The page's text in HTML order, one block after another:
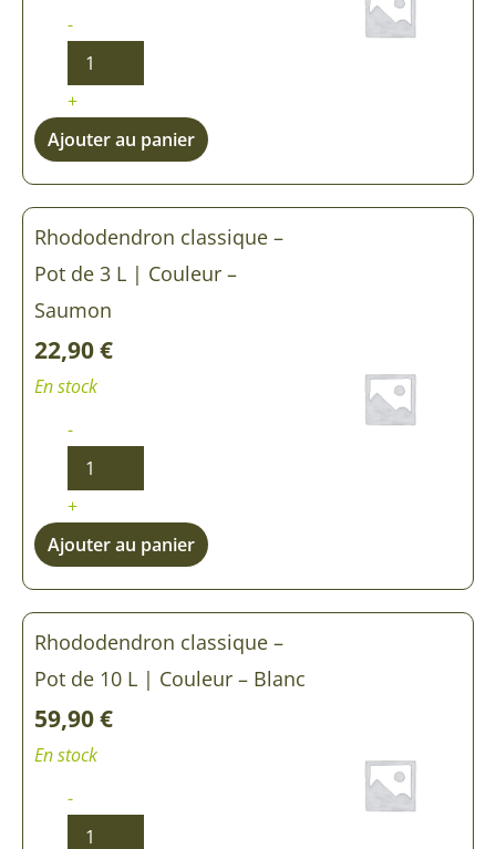
-
+
Ajouter au panier
Rhododendron classique –
Pot de 3 L | Couleur –
Saumon
22,90€
En stock
-
+
Ajouter au panier
Rhododendron classique –
Pot de 10 L | Couleur – Blanc
59,90€
En stock
-